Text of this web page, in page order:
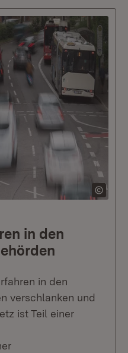
in den
in den
verschlanken und
ist Teil einer